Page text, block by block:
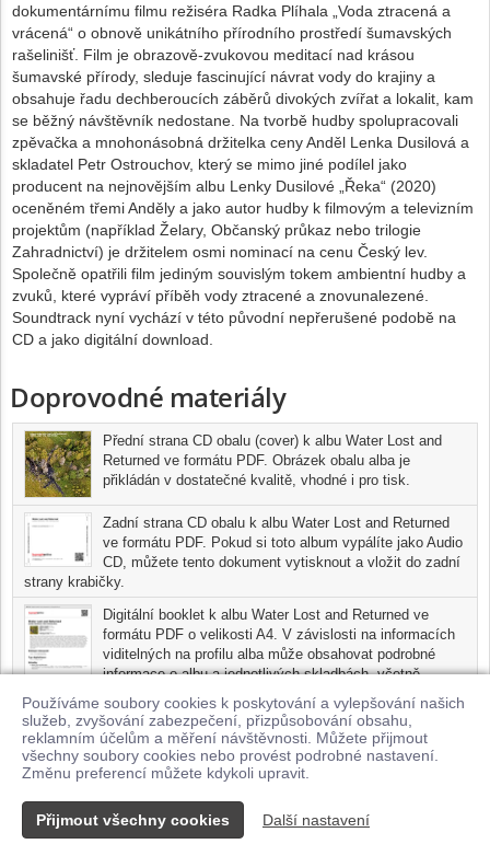
Používáme soubory cookies k poskytování a vylepšování našich
služeb, zvyšování zabezpečení, přizpůsobování obsahu,
reklamním účelům a měření návštěvnosti. Můžete přijmout
všechny soubory cookies nebo provést podrobné nastavení.
Změnu preferencí můžete kdykoli upravit.
Přijmout všechny cookies Další nastavení
dokumentárnímu filmu režiséra Radka Plíhala „Voda ztracená a
vrácená“ o obnově unikátního přírodního prostředí šumavských
rašelinišť. Film je obrazově-zvukovou meditací nad krásou
šumavské přírody, sleduje fascinující návrat vody do krajiny a
obsahuje řadu dechberoucích záběrů divokých zvířat a lokalit, kam
se běžný návštěvník nedostane. Na tvorbě hudby spolupracovali
zpěvačka a mnohonásobná držitelka ceny Anděl Lenka Dusilová a
skladatel Petr Ostrouchov, který se mimo jiné podílel jako
producent na nejnovějším albu Lenky Dusilové „Řeka“ (2020)
oceněném třemi Anděly a jako autor hudby k filmovým a televizním
projektům (například Želary, Občanský průkaz nebo trilogie
Zahradnictví) je držitelem osmi nominací na cenu Český lev.
Společně opatřili film jediným souvislým tokem ambientní hudby a
zvuků, které vypráví příběh vody ztracené a znovunalezené.
Soundtrack nyní vychází v této původní nepřerušené podobě na
CD a jako digitální download.
Doprovodné materiály
Přední strana CD obalu (cover) k albu Water Lost and
Returned ve formátu PDF. Obrázek obalu alba je
přikládán v dostatečné kvalitě, vhodné i pro tisk.
Zadní strana CD obalu k albu Water Lost and Returned
ve formátu PDF. Pokud si toto album vypálíte jako Audio
CD, můžete tento dokument vytisknout a vložit do zadní
strany krabičky.
Digitální booklet k albu Water Lost and Returned ve
formátu PDF o velikosti A4. V závislosti na informacích
viditelných na profilu alba může obsahovat podrobné
informace o albu a jednotlivých skladbách, včetně
seznamu participujících umělců, přesného data a místa
nahrání pro každou ze skladeb. Digitální booklet je tisknutelnou
variantou profilu alba.
Pro možnost stažení doprovodných materiálů je nutné mít zakoupenu
minimálně jednu skladbu z tohoto alba.
Kontakt | © 2026 Supraphonline.cz